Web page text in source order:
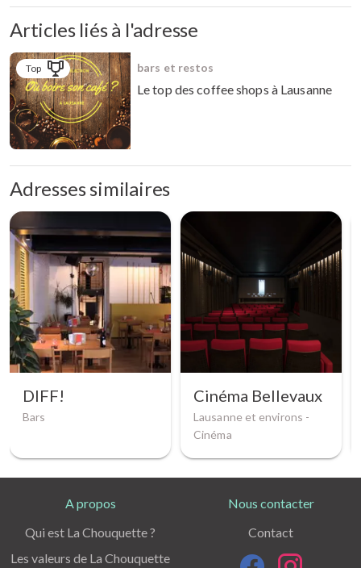
Articles liés à l'adresse
Top bars et restos
Le top des coffee shops à Lausanne
Adresses similaires
DIFF!
Bars
Cinéma Bellevaux
Lausanne et environs -
Cinéma
A propos
Qui est La Chouquette ?
Les valeurs de La Chouquette
Nous contacter
Contact